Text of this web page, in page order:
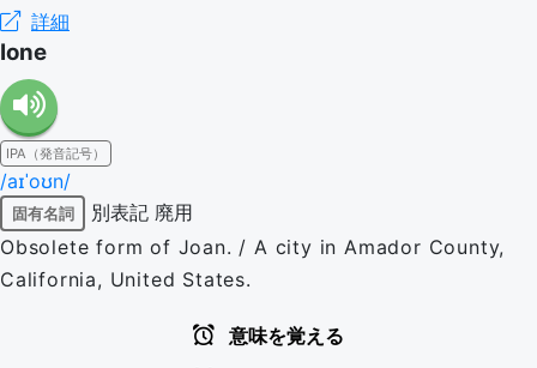
詳細
Ione
IPA（発音記号）
/aɪˈoʊn/
固有名詞 別表記 廃用
Obsolete form of Joan. / A city in Amador County,
California, United States.
意味を覚える